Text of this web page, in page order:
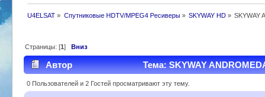
U4ELSAT » Спутниковые HDTV/MPEG4 Ресиверы» SKYWAY HD » SKYWAY
Страницы: [1]Вниз
Автор Тема: SKYWAY
0 Пользователей и 2 Гостей просматривают эту тему.